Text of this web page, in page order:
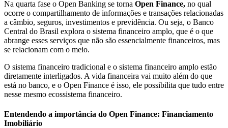
Na quarta fase o Open Banking se torna Open Finance, no qual
ocorre o compartilhamento de informações e transações relacionadas
a câmbio, seguros, investimentos e previdência. Ou seja, o Banco
Central do Brasil explora o sistema financeiro amplo, que é o que
abrange esses serviços que não são essencialmente financeiros, mas
se relacionam com o meio.
O sistema financeiro tradicional e o sistema financeiro amplo estão
diretamente interligados. A vida financeira vai muito além do que
está no banco, e o Open Finance é isso, ele possibilita que tudo entre
nesse mesmo ecossistema financeiro.
Entendendo a importância do Open Finance: Financiamento
Imobiliário